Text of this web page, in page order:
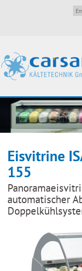
Eisvitrine
155
automatischer